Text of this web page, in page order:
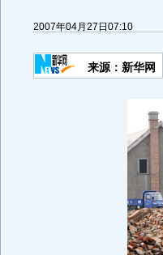
2007年04月27日07:10
来源：新华网